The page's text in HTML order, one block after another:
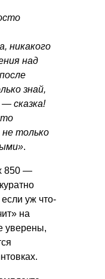
никакого
над
знай,
сказка!
только
.
850 —
уж что-
на
уверены,